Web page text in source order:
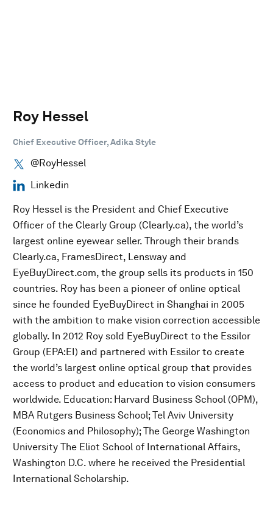
Roy Hessel
Chief Executive Officer, Adika Style
@RoyHessel
Linkedin
Roy Hessel is the President and Chief Executive
Officer of the Clearly Group (Clearly.ca), the world’s
largest online eyewear seller. Through their brands
Clearly.ca, FramesDirect, Lensway and
EyeBuyDirect.com, the group sells its products in 150
countries. Roy has been a pioneer of online optical
since he founded EyeBuyDirect in Shanghai in 2005
with the ambition to make vision correction accessible
globally. In 2012 Roy sold EyeBuyDirect to the Essilor
Group (EPA:EI) and partnered with Essilor to create
the world’s largest online optical group that provides
access to product and education to vision consumers
worldwide. Education: Harvard Business School (OPM),
MBA Rutgers Business School; Tel Aviv University
(Economics and Philosophy); The George Washington
University The Eliot School of International Affairs,
Washington D.C. where he received the Presidential
International Scholarship.